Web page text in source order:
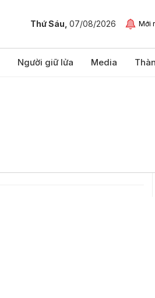
Thứ Sáu, 07/08/2026 Mới
Người giữ lửa Media